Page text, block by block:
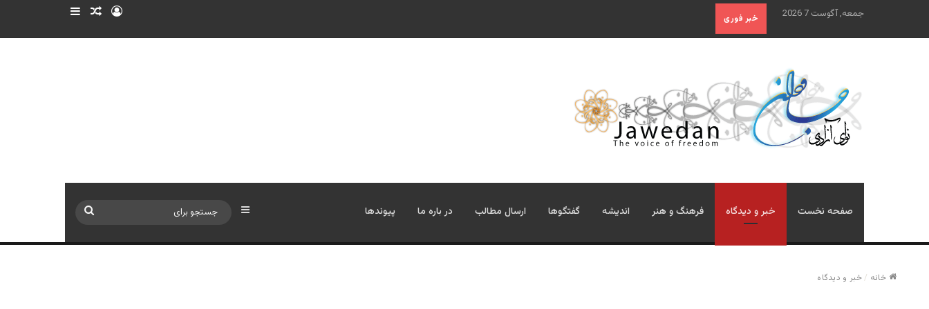
جمعه, آگوست 7 2026 خبر فوری ورود نوشته تصادفی
صفحه نخست خبر و دیدگاه فرهنگ و هنر اندیشه گفتگوها ارسال مطالب در باره ما پیوندها سایدبار
خانه /خبر و دیدگاه